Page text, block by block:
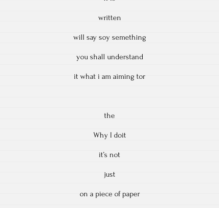
written
will say soy semething
you shall understand
it what i am aiming tor
the
Why I doit
it’s not
just
on a piece of paper